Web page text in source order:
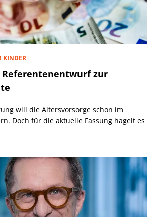
KINDER
Referentenentwurf zur
will die Altersvorsorge schon im
Doch für die aktuelle Fassung hagelt es